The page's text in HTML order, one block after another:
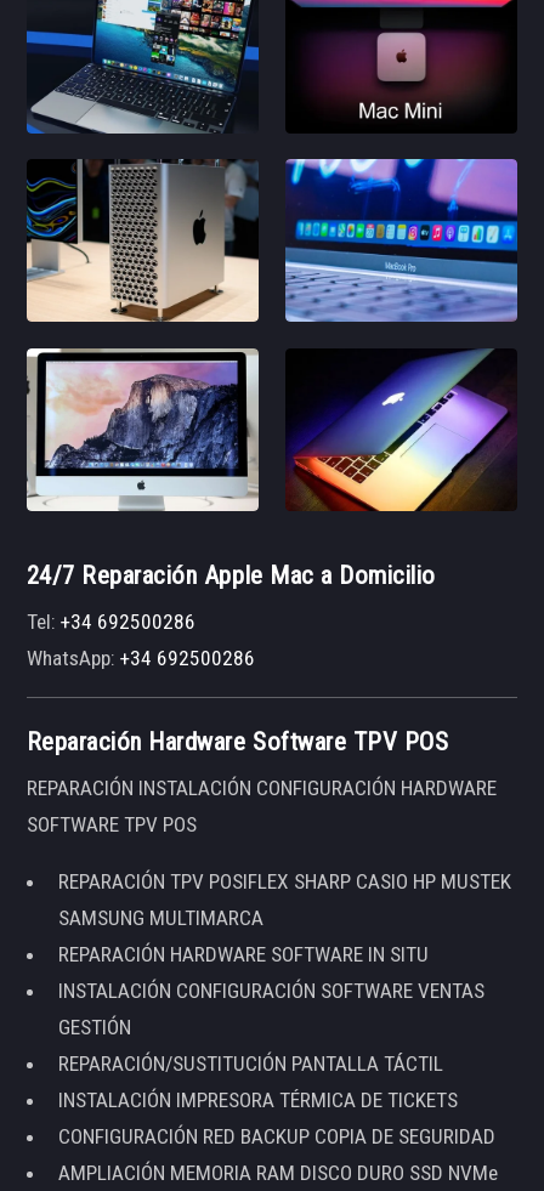
24/7 Reparación Apple Mac a Domicilio
Tel:+34 692500286
WhatsApp:+34 692500286
Reparación Hardware Software TPV POS
REPARACIÓN INSTALACIÓN CONFIGURACIÓN HARDWARE
SOFTWARE TPV POS
REPARACIÓN TPV POSIFLEX SHARP CASIO HP MUSTEK
SAMSUNG MULTIMARCA
REPARACIÓN HARDWARE SOFTWARE IN SITU
INSTALACIÓN CONFIGURACIÓN SOFTWARE VENTAS
GESTIÓN
REPARACIÓN/SUSTITUCIÓN PANTALLA TÁCTIL
INSTALACIÓN IMPRESORA TÉRMICA DE TICKETS
CONFIGURACIÓN RED BACKUP COPIA DE SEGURIDAD
AMPLIACIÓN MEMORIA RAM DISCO DURO SSD NVMe